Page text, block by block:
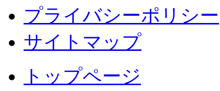
プライバシーポリシー
サイトマップ
トップページ